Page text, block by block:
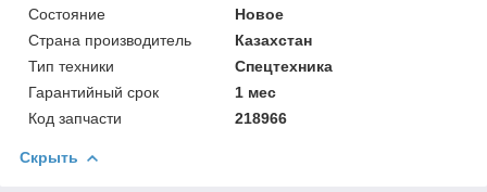
Состояние
Новое
Страна производитель
Казахстан
Тип техники
Спецтехника
Гарантийный срок
1 мес
Код запчасти
218966
Скрыть